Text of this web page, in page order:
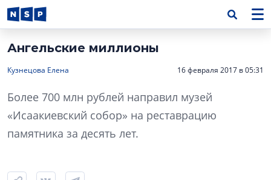
Ангельские миллионы
Кузнецова Елена 16 февраля 2017 в 05:31
Более 700 млн рублей направил музей
«Исаакиевский собор» на реставрацию
памятника за десять лет.